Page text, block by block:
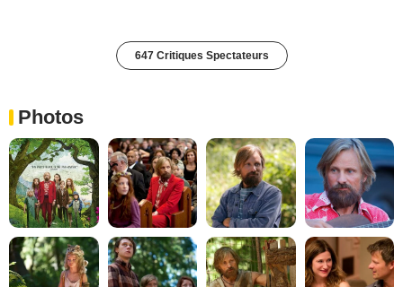
647 Critiques Spectateurs
Photos